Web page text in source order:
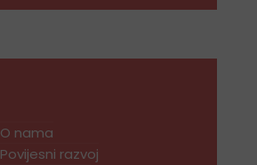
O nama
Povijesni razvoj